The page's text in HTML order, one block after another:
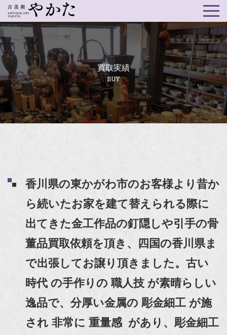
買取実績
BUY
香川県の東かがわ市のお客様より昔か
ら続いたお家を建て替えられる際に
出てきた金工作品の釘隠しや引手の骨
董品買取依頼を頂き、四国の香川県ま
で出張してお譲り頂きました。古い
時代 の手作りの 職人技 が素晴らしい
逸品で、分厚い金属の 彫金細工 が施
され 非常に 重量感 があり、彫金細工